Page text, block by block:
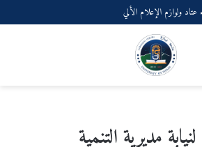
ولوازم الإعلام الألي
مديرية التنمية